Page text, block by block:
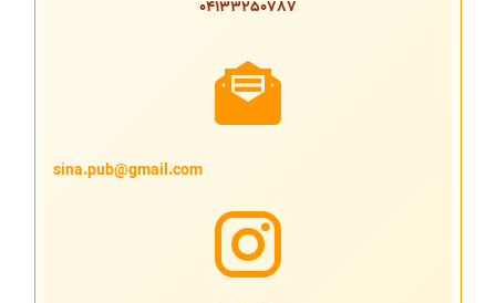
04133250787
sina.pub@gmail.com